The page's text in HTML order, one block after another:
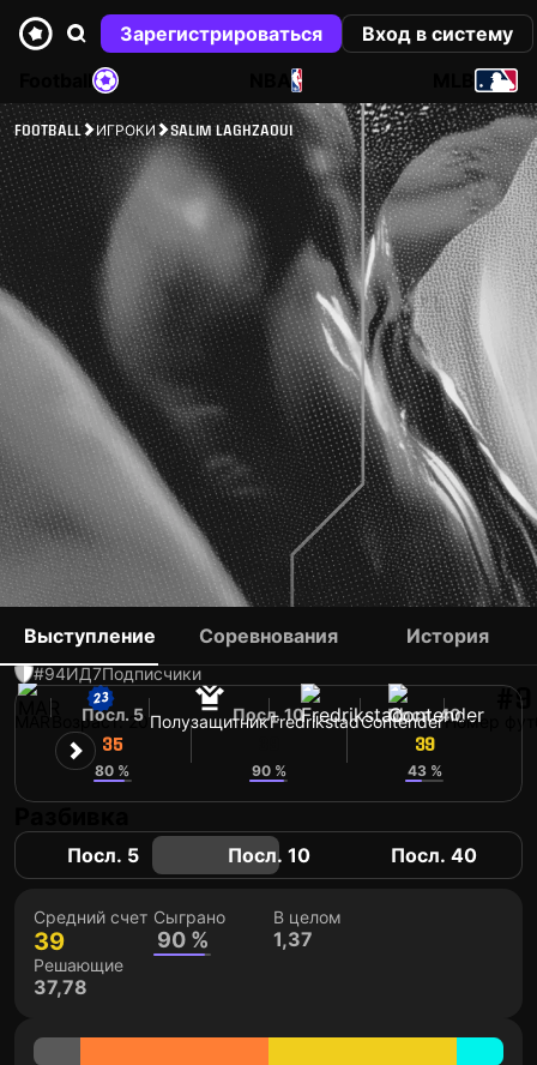
Зарегистрироваться
Вход в систему
NBA
FOOTBALL ИГРОКИ SALIM LAGHZAOUI
SALIM LAGHZAOUI
#94ИД7Подписчики
Возраст: 20 ПолузащитникFredrikstadContender
#9
Номер
Выступление Соревнования История
Посл. 5
35
80 %
Посл. 10
90 %
Посл. 40
39
43 %
Посл. 5 Посл. 10 Посл. 40
Средний счет
39
Сыграно
90 %
В целом
1,37
Решающие
37,78